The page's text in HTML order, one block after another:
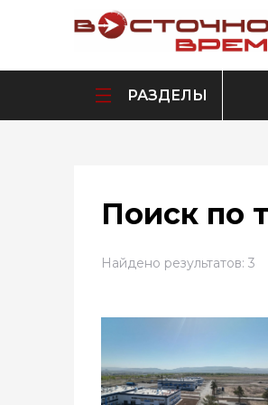
РАЗДЕЛЫ
Поиск по
Найдено результатов: 3